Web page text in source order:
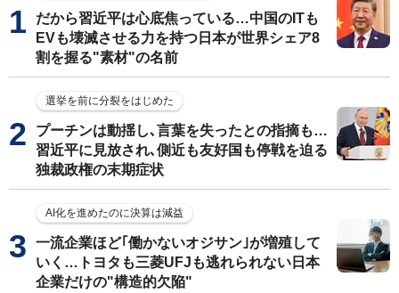
だから習近平は心底焦っている…中国のITも
EVも壊滅させる力を持つ日本が世界シェア8
割を握る"素材"の名前
選挙を前に分裂をはじめた
プーチンは動揺し､言葉を失ったとの指摘も…
習近平に見放され､側近も友好国も停戦を迫る
独裁政権の末期症状
AI化を進めたのに決算は減益
一流企業ほど｢働かないオジサン｣が増殖して
いく…トヨタも三菱UFJも逃れられない日本
企業だけの"構造的欠陥"